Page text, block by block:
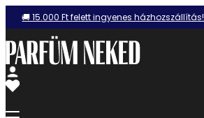
🚚 15.000 Ft felett ingyenes házhozszállítás!